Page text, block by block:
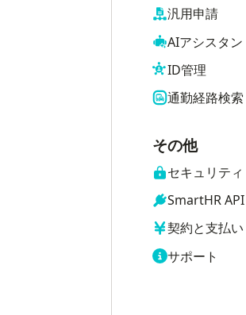
汎用申請
AIアシスタン
ID管理
通勤経路検索
その他
セキュリティ
SmartHR API
契約と支払い
サポート